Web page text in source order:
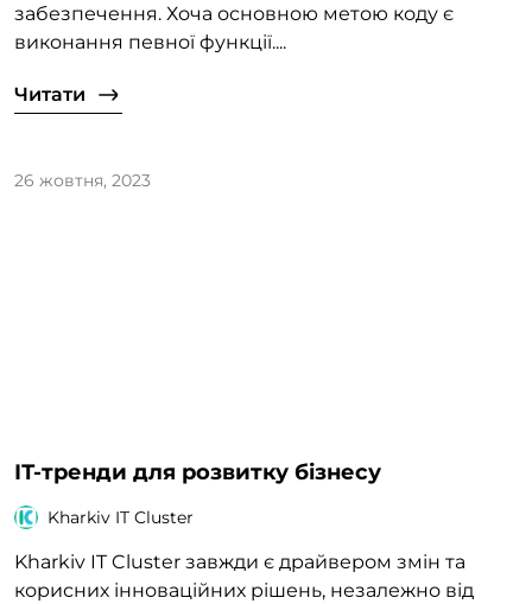
забезпечення. Хоча основною метою коду є
виконання певної функції....
Читати
26 жовтня, 2023
ІТ-тренди для розвитку бізнесу
Kharkiv IT Cluster
Kharkiv IT Cluster завжди є драйвером змін та
корисних інноваційних рішень, незалежно від